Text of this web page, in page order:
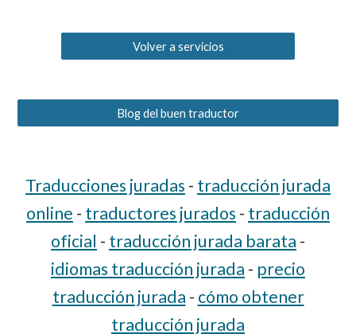
Volver a servicios
Blog del buen traductor
Traducciones juradas - traducción jurada
online - traductores jurados - traducción
oficial - traducción jurada barata -
idiomas traducción jurada - precio
traducción jurada - cómo obtener
traducción jurada